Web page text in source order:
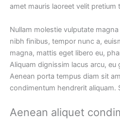
amet mauris laoreet velit pretium
Nullam molestie vulputate
nibh finibus, tempor nunc a,
magna, mattis eget libero eu,
Aliquam dignissim lacus arcu,
Aenean porta tempus diam sit
condimentum hendrerit aliquam.
Aenean aliquet